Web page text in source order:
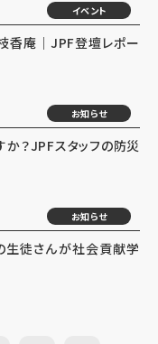
イベント
枝香庵｜JPF登壇レポー
お知らせ
か？JPFスタッフの防災
お知らせ
生徒さんが社会貢献学